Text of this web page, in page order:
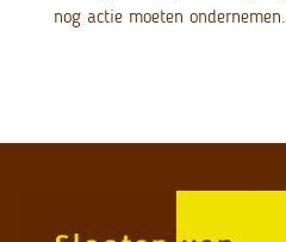
nog actie moeten ondernemen.